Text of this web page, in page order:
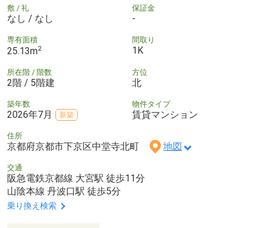
敷 / 礼
なし / なし
保証金
-
専有面積
25.13m2
間取り
1K
所在階 / 階数
2階 / 5階建
方位
北
築年数
2026年7月 新築
物件タイプ
賃貸マンション
住所
京都府京都市下京区中堂寺北町 地図
交通
阪急電鉄京都線 大宮駅 徒歩11分
山陰本線 丹波口駅 徒歩5分
乗り換え検索